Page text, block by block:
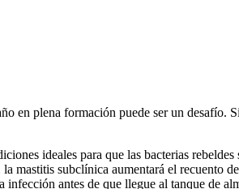
en plena formación puede ser un desafío.
ideales para que las bacterias
subclínica aumentará el recuento
antes de que llegue al tanque de